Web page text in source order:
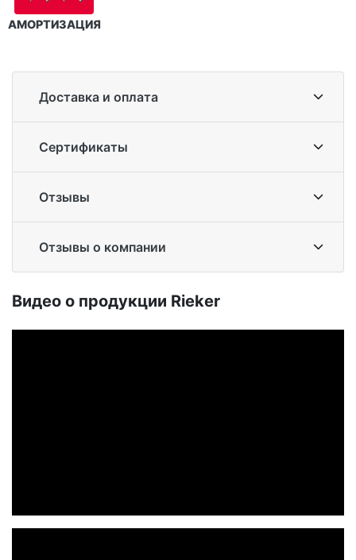
АМОРТИЗАЦИЯ
Доставка и оплата
Сертификаты
Отзывы
Отзывы о компании
Ви­део о про­дук­ции Ri­eker